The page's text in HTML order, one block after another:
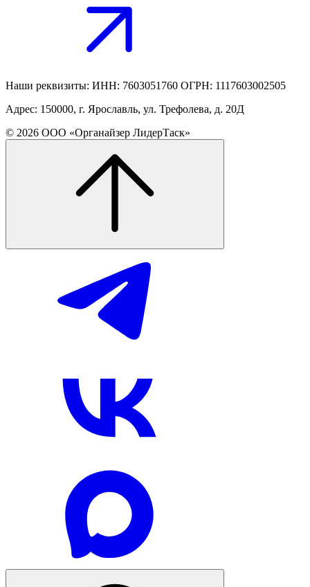
Наши реквизиты: ИНН: 7603051760 ОГРН: 1117603002505
Адрес: 150000, г. Ярославль, ул. Трефолева, д. 20Д
© 2026 ООО «Органайзер ЛидерТаск»